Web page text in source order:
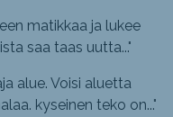
matikkaa ja lukee
saa taas uutta..."
alue. Voisi aluetta
kyseinen teko on..."